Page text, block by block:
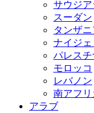
サウジ
スーダン
タンザニ
ナイジェ
パレスチ
モロッコ
レバノン
南アフリ
アラブ